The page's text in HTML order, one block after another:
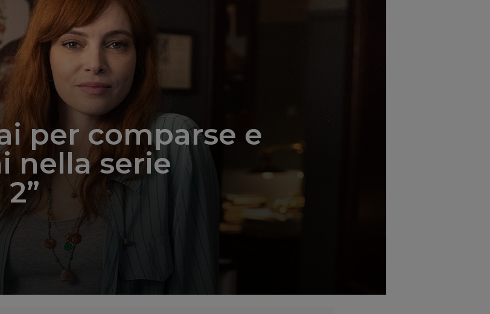
per comparse e
nella serie